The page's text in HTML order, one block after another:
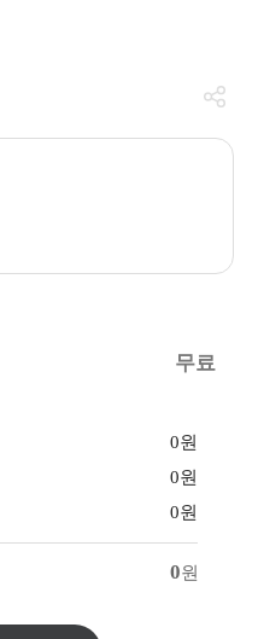
무료
0원
0원
0원
0원